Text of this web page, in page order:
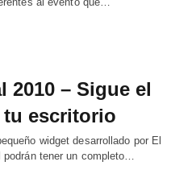
2010 – Sigue el
escritorio
widget desarrollado por El
tener un completo…